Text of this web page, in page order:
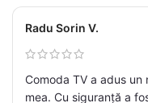
Radu Sorin V.
Comoda TV a adus
mea. Cu siguranță a